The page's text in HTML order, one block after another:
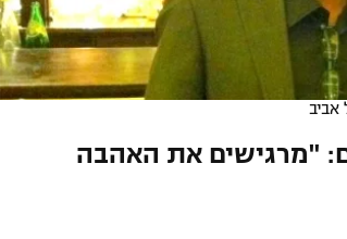
"מרגישים את האהבה